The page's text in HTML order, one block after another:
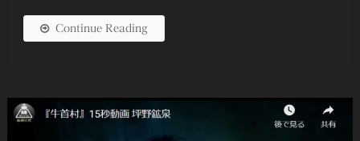
Continue Reading